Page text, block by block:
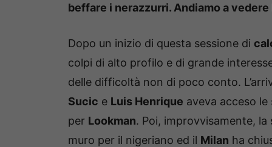
beffare i nerazzurri. Andiamo a
Dopo un inizio di questa sessione di
colpi di alto profilo e di grande
delle difficoltà non di poco conto.
Sucic e Luis Henrique aveva acceso
per Lookman. Poi, improvvisamente, la
muro per il nigeriano ed il Milan ha